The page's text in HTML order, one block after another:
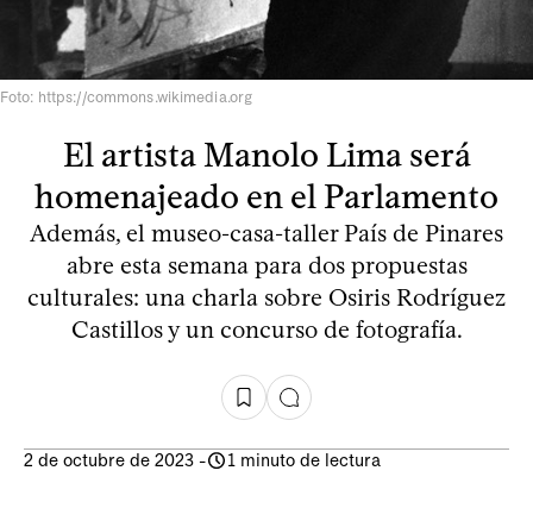
Foto: https://commons.wikimedia.org
El artista Manolo Lima será
homenajeado en el Parlamento
Además, el museo-casa-taller País de Pinares
abre esta semana para dos propuestas
culturales: una charla sobre Osiris Rodríguez
Castillos y un concurso de fotografía.
2 de octubre de 2023 - 1 minuto de lectura